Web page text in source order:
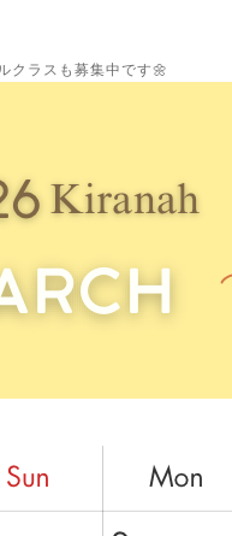
クラスも募集中です🌼